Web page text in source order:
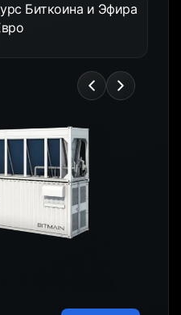
Биткоина и Эфира